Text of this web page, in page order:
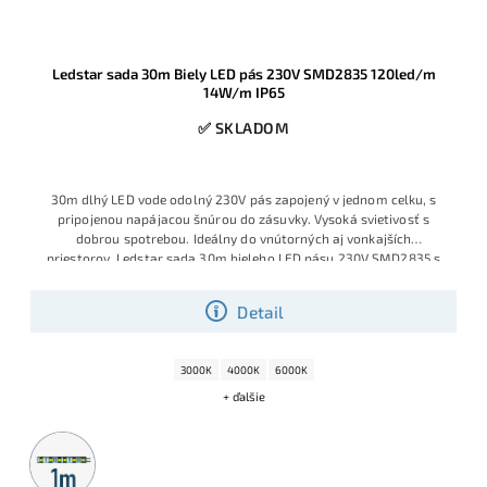
Ledstar sada 30m Biely LED pás 230V SMD2835 120led/m
14W/m IP65
✅ SKLADOM
Detail
30m dlhý LED vode odolný 230V pás zapojený v jednom celku, s
pripojenou napájacou šnúrou do zásuvky. Vysoká svietivosť s
dobrou spotrebou. Ideálny do vnútorných aj vonkajších
priestorov. Ledstar sada 30m bieleho LED pásu 230V SMD2835 s
230V pásy v ponuke, vhodné aj tam, kde bežné pásy už nestačia.
Univerzálna denné biela 4000–4500K má potlačenú modrú zložku,
potreby skracovať po každých 20 cm.
3000K 4000K 6000K
+ ďalšie
Metrážny
predaj